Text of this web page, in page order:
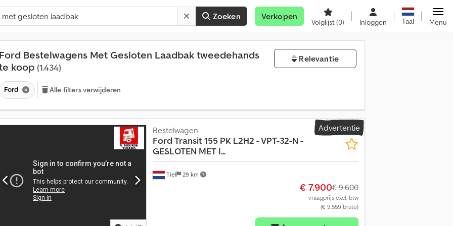
Zoeken Verkopen
Volglijst(0) Inloggen Taal Menu
Ford Bestelwagens Met Gesloten Laadbak tweedehands
koop (1.434)
Relevantie
Ford Alle filters verwijderen
Advertentie
Tiel 29 km
Bestelwagen
Ford Transit 155 PK L2H2 - VPT-32-N -
GESLOTEN MET I...
€ 7.900€ 9.600
vraagprijs excl. btw
(€ 9.559 bruto)